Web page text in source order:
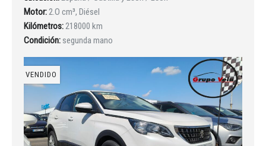
¿Ha olvidado la contraseña?
Motor:2.O cm³, Diésel
Kilómetros:218000 km
Condición: segunda mano
VENDIDO